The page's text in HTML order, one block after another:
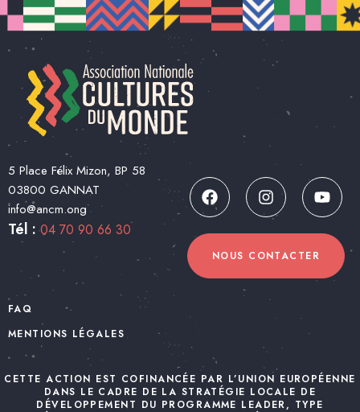
5 Place Félix Mizon, BP 58
03800 GANNAT
info@ancm.ong
Tél :04 70 90 66 30
NOUS CONTACTER
FAQ
MENTIONS LÉGALES
CETTE ACTION EST COFINANCÉE PAR L’UNION EUROPÉENNE
DANS LE CADRE DE LA STRATÉGIE LOCALE DE
DÉVELOPPEMENT DU PROGRAMME LEADER, TYPE